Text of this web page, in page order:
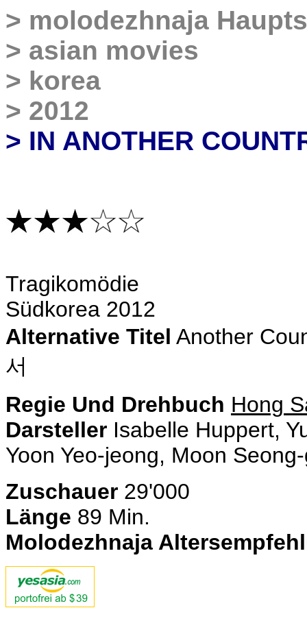
> molodezhnaja
> asian movies
> korea
> 2012
> IN ANOTHER
Tragikomödie
Südkorea 2012
Alternative Titel Another
서
Regie Und Drehbuch Hong
Darsteller Isabelle Huppert,
Yoon Yeo-jeong, Moon
Zuschauer 29'000
Länge 89 Min.
Molodezhnaja